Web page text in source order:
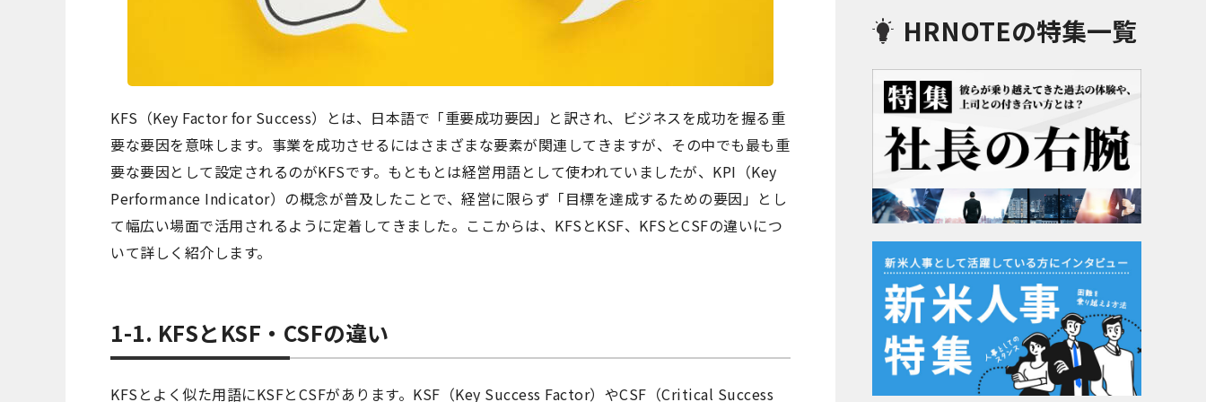
KFS（Key Factor for Success）とは、日本語で「重要成功要因」と訳され、ビジネスを成功を握る重
要な要因を意味します。事業を成功させるにはさまざまな要素が関連してきますが、その中でも最も重
要な要因として設定されるのがKFSです。もともとは経営用語として使われていましたが、KPI（Key
Performance Indicator）の概念が普及したことで、経営に限らず「目標を達成するための要因」とし
て幅広い場面で活用されるように定着してきました。ここからは、KFSとKSF、KFSとCSFの違いにつ
いて詳しく紹介します。
1-1. KFSとKSF・CSFの違い
KFSとよく似た用語にKSFとCSFがあります。KSF（Key Success Factor）やCSF（Critical Success
HRNOTEの特集一覧